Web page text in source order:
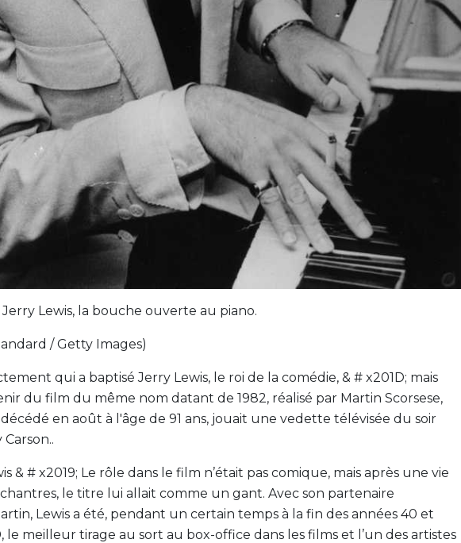
Lewis, la bouche ouverte au piano.
/ Getty Images)
qui a baptisé Jerry Lewis, le roi de la comédie, & # x201D; mais
du film du même nom datant de 1982, réalisé par Martin Scorsese,
en août à l'âge de 91 ans, jouait une vedette télévisée du soir
& # x2019; Le rôle dans le film n’était pas comique, mais après une vie
le titre lui allait comme un gant. Avec son partenaire
Lewis a été, pendant un certain temps à la fin des années 40 et
le meilleur tirage au sort au box-office dans les films et l’un des artistes